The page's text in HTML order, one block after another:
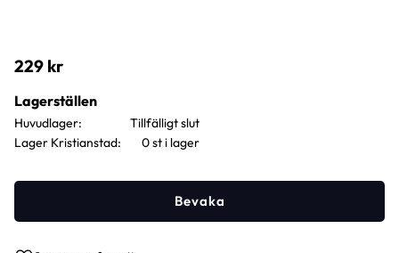
229 kr
Bevaka
Lagerställen
Huvudlager
Lager Kristianstad
0 st i lager